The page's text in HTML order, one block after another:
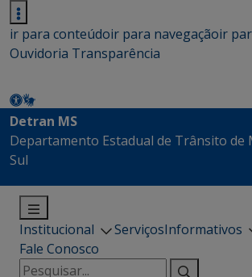
ir para conteúdoir para navegaçãoir
Ouvidoria Transparência
Detran MS
Departamento Estadual de Trânsito de
Sul
Institucional ServiçosInformativos
Fale Conosco
Pesquisar